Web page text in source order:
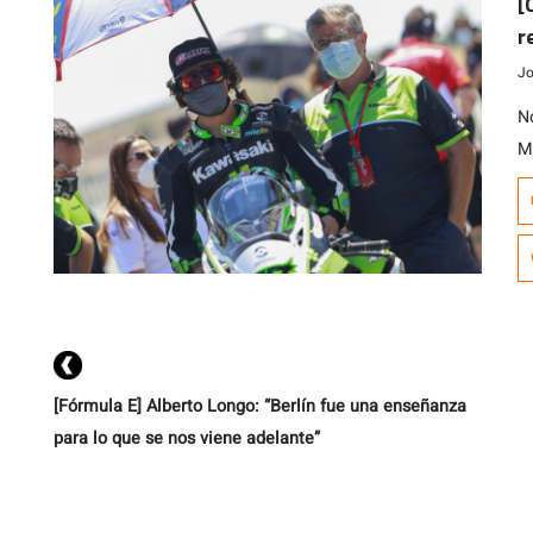
[Fórmula E] Alberto Longo: “Berlín fue una enseñanza
para lo que se nos viene adelante”